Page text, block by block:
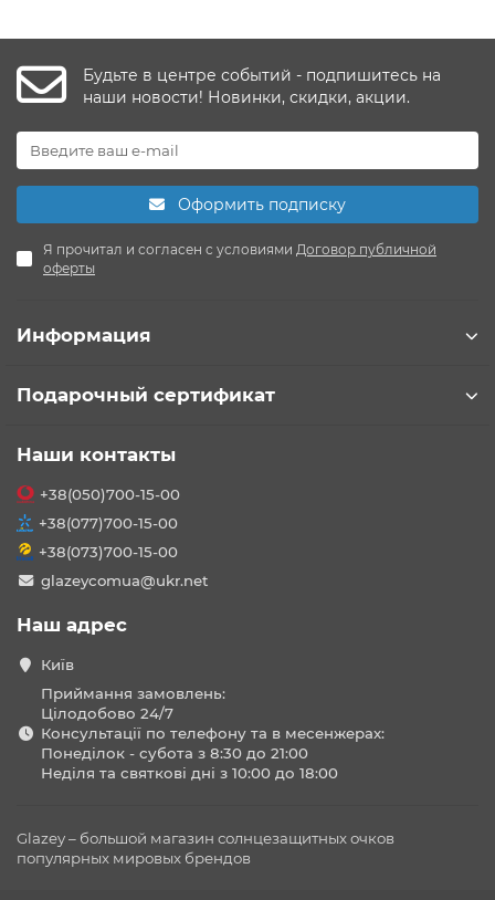
Будьте в центре событий - подпишитесь на
наши новости! Новинки, скидки, акции.
Оформить подписку
Я прочитал и согласен с условиями Договор публичной
оферты
Информация
Подарочный сертификат
Наши контакты
+38(050)700-15-00
+38(077)700-15-00
+38(073)700-15-00
glazeycomua@ukr.net
Наш адрес
Київ
Приймання замовлень:
Цілодобово 24/7
Консультації по телефону та в месенжерах:
Понеділок - субота з 8:30 до 21:00
Неділя та святкові дні з 10:00 до 18:00
Glazey – большой магазин солнцезащитных очков
популярных мировых брендов